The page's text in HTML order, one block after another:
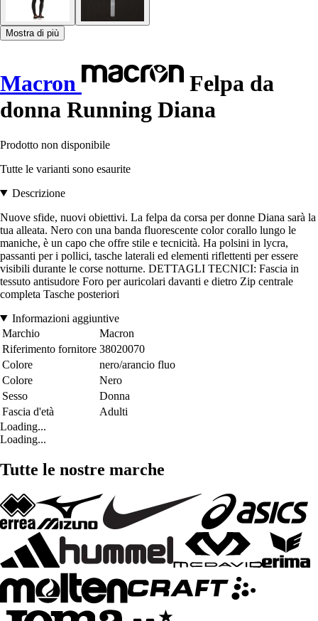
Mostra di più
Macron
Felpa da
donna Running Diana
Prodotto non disponibile
Tutte le varianti sono esaurite
Descrizione
Nuove sfide, nuovi obiettivi. La felpa da corsa per donne Diana sarà la
tua alleata. Nero con una banda fluorescente color corallo lungo le
maniche, è un capo che offre stile e tecnicità. Ha polsini in lycra,
passanti per i pollici, tasche laterali ed elementi riflettenti per essere
visibili durante le corse notturne. DETTAGLI TECNICI: Fascia in
tessuto antisudore Foro per auricolari davanti e dietro Zip centrale
completa Tasche posteriori
Informazioni aggiuntive
Marchio
Macron
Riferimento fornitore 38020070
Colore
nero/arancio fluo
Colore
Nero
Sesso
Donna
Fascia d'età
Adulti
Loading...
Loading...
Tutte le nostre marche